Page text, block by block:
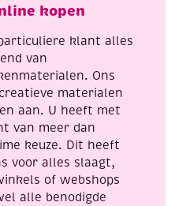
korenblauw
kopen
klant alles
van
Ons
materialen
aan. U heeft met
van meer dan
keuze. Dit heeft
voor alles slaagt,
of webshops
alle benodigde